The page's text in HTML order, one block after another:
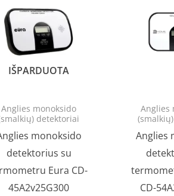
IŠPARDUOTA
Anglies monoksido
detektoriai
monoksido
detektorius su
Eura CD-
45A2v25G300
Anglies
Anglies
CD-